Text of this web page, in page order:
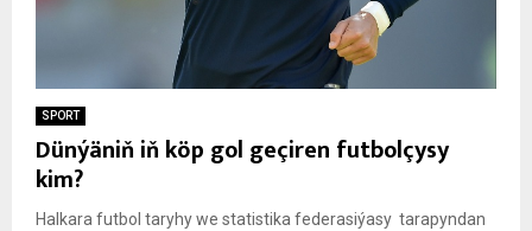
SPORT
Dünýäniň iň köp gol geçiren futbolçysy
kim?
Halkara futbol taryhy we statistika federasiýasy tarapyndan